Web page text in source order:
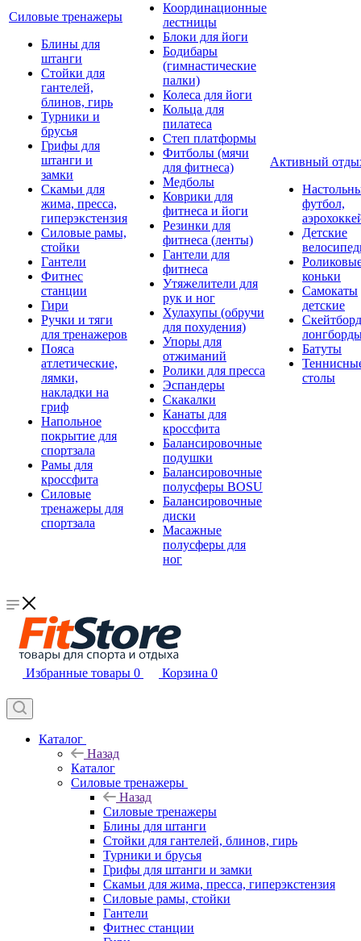
Силовые тренажеры
Блины для
штанги
Стойки для
гантелей,
блинов, гирь
Турники и
брусья
Грифы для
штанги и
замки
Скамьи для
жима, пресса,
гиперэкстензия
Силовые рамы,
стойки
Гантели
Фитнес
станции
Гири
Ручки и тяги
для тренажеров
Пояса
атлетические,
лямки,
накладки на
гриф
Напольное
покрытие для
спортзала
Рамы для
кроссфита
Силовые
тренажеры для
спортзала
Координационные
лестницы
Блоки для йоги
Бодибары
(гимнастические
палки)
Колеса для йоги
Кольца для
пилатеса
Степ платформы
Фитболы (мячи
для фитнеса)
Медболы
Коврики для
фитнеса и йоги
Резинки для
фитнеса (ленты)
Гантели для
фитнеса
Утяжелители для
рук и ног
Хулахупы (обручи
для похудения)
Упоры для
отжиманий
Ролики для пресса
Эспандеры
Скакалки
Канаты для
кроссфита
Балансировочные
подушки
Балансировочные
полусферы BOSU
Балансировочные
диски
Масажные
полусферы для
ног
Активный
футбол,
Детские
коньки
Самокаты
детские
Батуты
столы
Избранные товары 0 Корзина 0
Каталог
Назад
Каталог
Силовые тренажеры
Назад
Силовые тренажеры
Блины для штанги
Стойки для гантелей, блинов, гирь
Турники и брусья
Грифы для штанги и замки
Скамьи для жима, пресса, гиперэкстензия
Силовые рамы, стойки
Гантели
Фитнес станции